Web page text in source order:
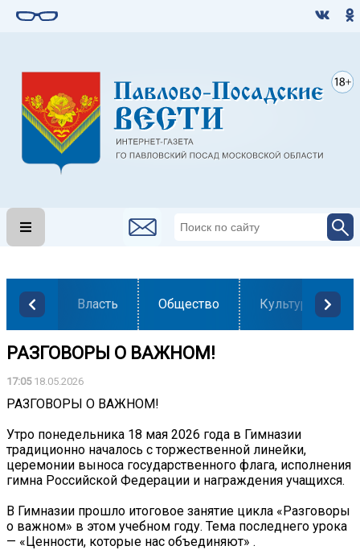
Власть Общество Культура
РАЗГОВОРЫ О ВАЖНОМ!
17:0518.05.2026
РАЗГОВОРЫ О ВАЖНОМ!
Утро понедельника 18 мая 2026 года в Гимназии
традиционно началось с торжественной линейки,
церемонии выноса государственного флага, исполнения
гимна Российской Федерации и награждения учащихся.
В Гимназии прошло итоговое занятие цикла «Разговоры
о важном» в этом учебном году. Тема последнего урока
— «Ценности, которые нас объединяют» .